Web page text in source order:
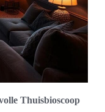
Thuisbioscoop